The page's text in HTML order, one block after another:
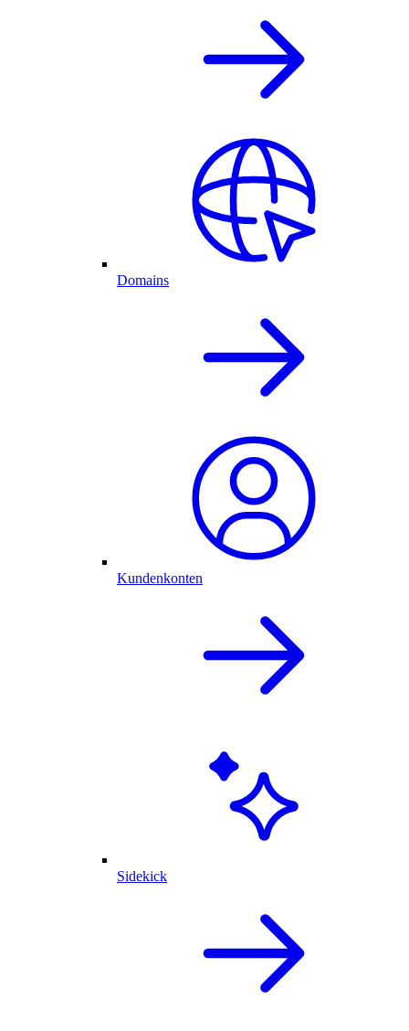
Domains
Kundenkonten
Sidekick